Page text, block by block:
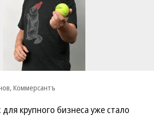
Коммерсантъ
для крупного бизнеса уже стало